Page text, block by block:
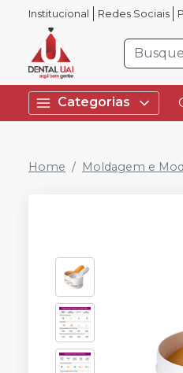
Institucional Redes Sociais
Categorias
Home Moldagem e